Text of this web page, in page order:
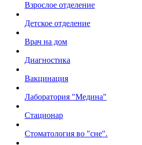
Взрослое отделение
Детское отделение
Врач на дом
Диагностика
Вакцинация
Лаборатория "Медина"
Стационар
Стоматология во "сне".